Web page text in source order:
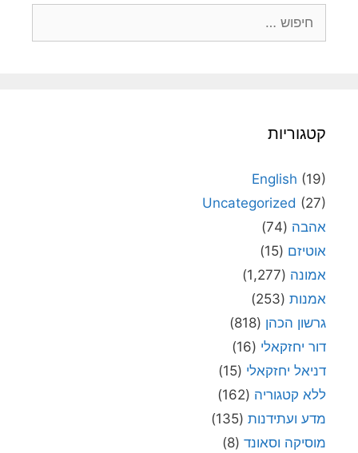
קטגוריות
English (19)
Uncategorized (27)
אהבה (74)
אוטיזם (15)
אמונה (1,277)
אמנות (253)
גרשון הכהן (818)
דור יחזקאלי (16)
דניאל יחזקאלי (15)
ללא קטגוריה (162)
מדע ועתידנות (135)
מוסיקה וסאונד (8)